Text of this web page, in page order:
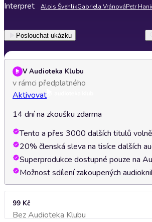
Interpret Alois ŠvehlíkGabriela VránováPetr
Poslouchat ukázku
V Audioteka Klubu
v rámci předplatného
Aktivovat
14 dní na zkoušku zdarma
Tento a přes 3000 dalších titulů
20% členská sleva na tisíce dalších
Superprodukce dostupné pouze na
Možnost sdílení zakoupených
99 Kč
Bez Audioteka KlubuPřidat do košíku